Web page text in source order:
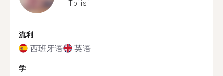
Tbilisi
流利
西班牙语 英语
学